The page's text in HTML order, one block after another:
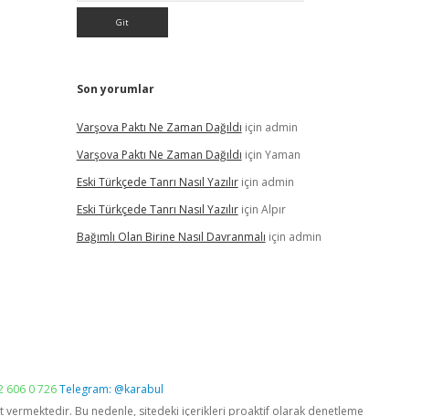
Son yorumlar
Varşova Paktı Ne Zaman Dağıldı için admin
Varşova Paktı Ne Zaman Dağıldı için Yaman
Eski Türkçede Tanrı Nasıl Yazılıriçin admin
Eski Türkçede Tanrı Nasıl Yazılıriçin Alpır
Bağımlı Olan Birine Nasıl Davranmalı için admin
606 0 726Telegram: @karabul
vermektedir. Bu nedenle, sitedeki içerikleri proaktif olarak denetleme